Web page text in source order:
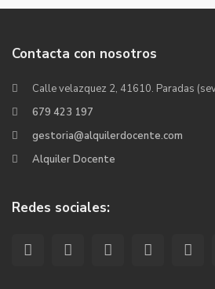
Contacta con nosotros
Calle velazquez 2, 41610. Paradas
679 423 197
gestoria@alquilerdocente.com
Alquiler Docente
Redes sociales: